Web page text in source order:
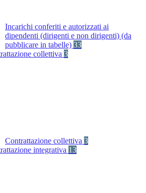
Incarichi conferiti e autorizzati ai
dipendenti (dirigenti e non dirigenti) (da
pubblicare in tabelle) 33
collettiva 3
Contrattazione collettiva 3
integrativa 13